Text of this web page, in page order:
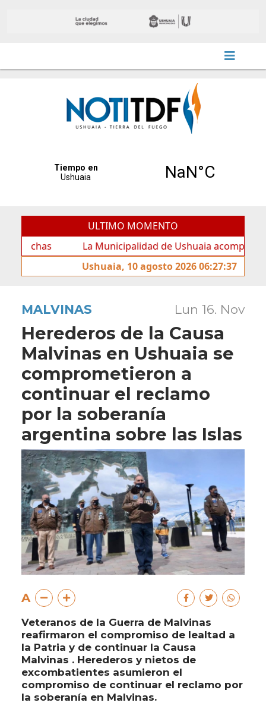
ULTIMO MOMENTO
La Municipalidad de Ushuaia acompañó los
Ushuaia, 10 agosto 2026 06:27:37
MALVINAS Lun 16. Nov
Herederos de la Causa
Malvinas en Ushuaia se
comprometieron a
continuar el reclamo
por la soberanía
argentina sobre las Islas
A
Veteranos de la Guerra de Malvinas
reafirmaron el compromiso de lealtad a
la Patria y de continuar la Causa
Malvinas . Herederos y nietos de
excombatientes asumieron el
compromiso de continuar el reclamo por
la soberanía en Malvinas.